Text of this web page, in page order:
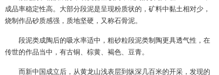
成品率稳定性高。大部分段泥是呈现粉质状的，矿料中黏土相对少，
烧制作品砂质感强，质地坚硬，又称石骨泥。
段泥类成陶后的吸水率适中，粗砂粒段泥类制陶更具透气性，在
传世的作品当中，有古铜、棕黄、褐色、豆青。
而新中国成立后，从黄龙山浅表层到纵深几百米的开采，发现的